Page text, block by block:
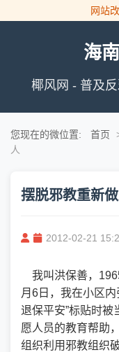
网站
海
椰风网 - 普及
您现在的微位置: 首页
人
摆脱邪教重新
2012-02-21
我叫洪保善，
月6日，我在小区内
退保平安”标贴时
愿人员的教育帮助
组织利用邪教组织